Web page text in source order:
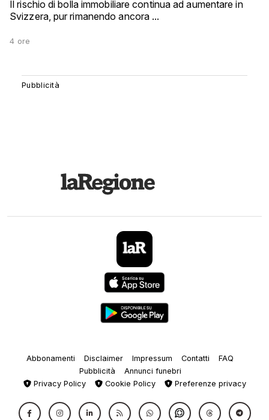
Il rischio di bolla immobiliare continua ad aumentare in
Svizzera, pur rimanendo ancora ...
4 ore
Abbonamenti Disclaimer Impressum Contatti
FAQ
Pubblicità
Annunci funebri
Privacy Policy
Cookie Policy Preferenze privacy